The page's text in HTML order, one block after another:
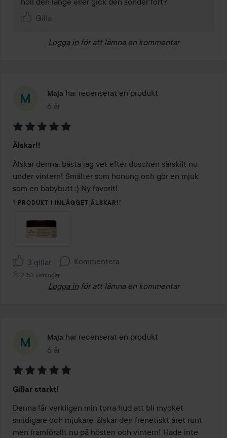
Gilla
Logga in för att lämna en kommentar
Maja har recenserat en produkt
6 år
Inlägget skapades 6 år
5
av
5
Älskar!!
Älskar denna, bästa jag vet efter duschen särskilt nu
under vintern! Smälter som honung och gör en mjuk
som en babybutt :) Ny favorit!
1 PRODUKT I INLÄGGET ÄLSKAR!!
3 gillar Kommentera
2153 visningar
Logga in för att lämna en kommentar
Maja har recenserat en produkt
6 år
Inlägget skapades 6 år
5
av
5
Gillar starkt!
Denna får verkligen min torra hud att bli mycket
smidigare och mjukare, älskar den frenetiskt året runt
men framförallt nu på hösten och vintern! Hade inte